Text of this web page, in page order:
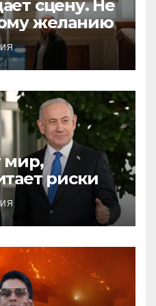
сцену. Не
желанию
мир,
риски